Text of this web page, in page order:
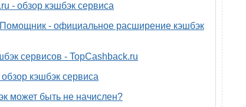
- обзор кэшбэк сервиса
- официальное расширение кэшбэк
сервисов - TopCashback.ru
кэшбэк сервиса
может быть не начислен?